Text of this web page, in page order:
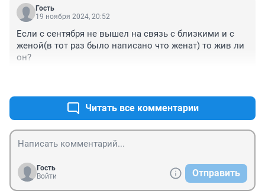
Гость
19 ноября 2024, 20:52
Если с сентября не вышел на связь с близкими и с
женой(в тот раз было написано что женат) то жив ли
он?
Читать все комментарии
Гость
Войти
Отправить